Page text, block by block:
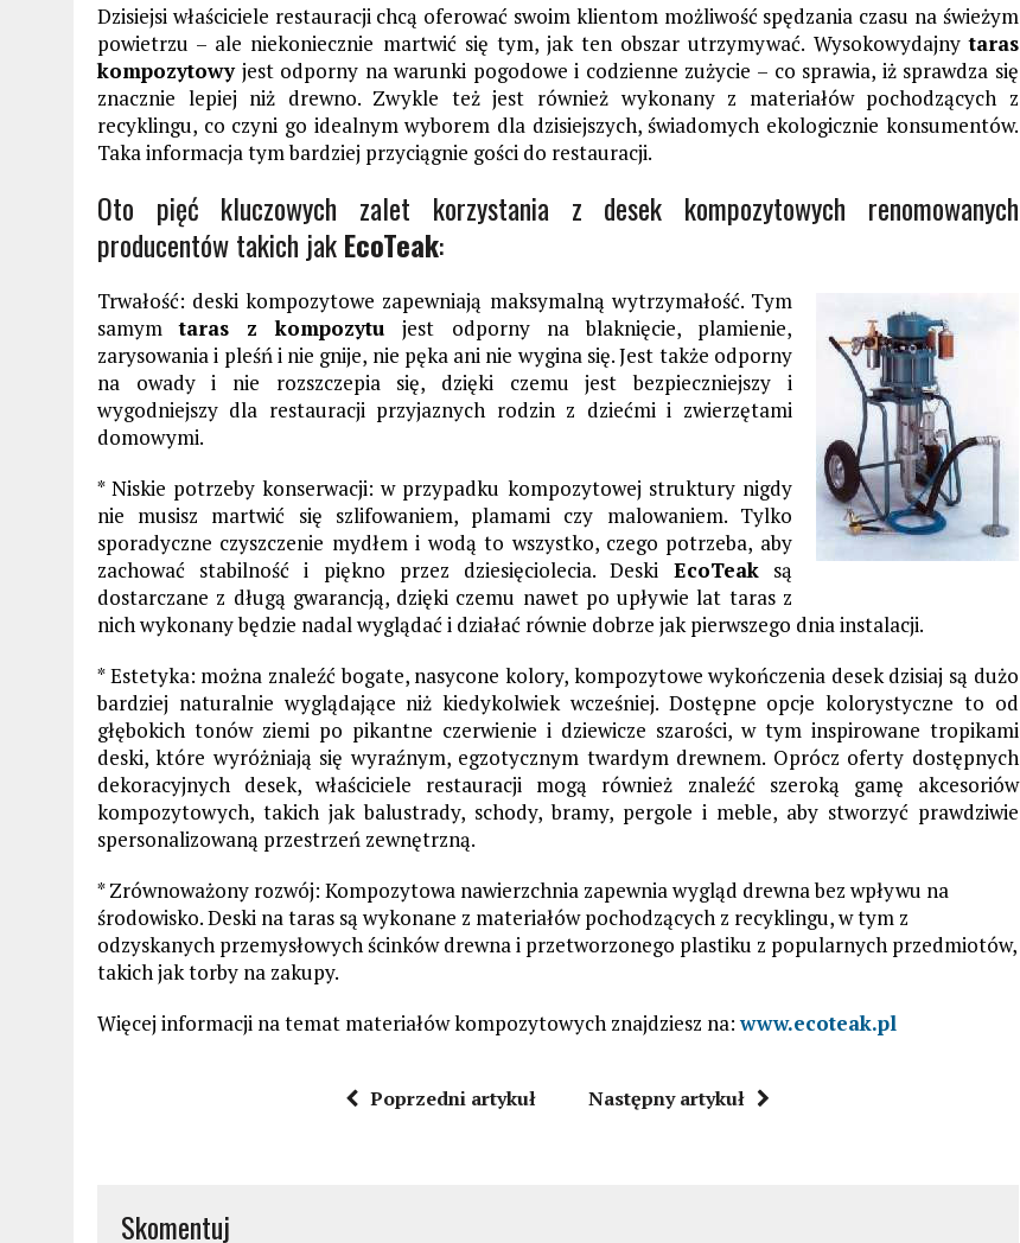
Dzisiejsi właściciele restauracji chcą oferować swoim klientom możliwość spędzania czasu na świeżym
powietrzu – ale niekoniecznie martwić się tym, jak ten obszar utrzymywać. Wysokowydajnytaras
kompozytowyjest odporny na warunki pogodowe i codzienne zużycie – co sprawia, iż sprawdza się
znacznie lepiej niż drewno. Zwykle też jest również wykonany z materiałów pochodzących z
recyklingu, co czyni go idealnym wyborem dla dzisiejszych, świadomych ekologicznie konsumentów.
Taka informacja tym bardziej przyciągnie gości do restauracji.
Oto pięć kluczowych zalet korzystania z desek kompozytowych renomowanych
producentów takich jakEcoTeak:
Trwałość: deski kompozytowe zapewniają maksymalną wytrzymałość. Tym
samymtaras z kompozytujest odporny na blaknięcie, plamienie,
zarysowania i pleśń i nie gnije, nie pęka ani nie wygina się. Jest także odporny
na owady i nie rozszczepia się, dzięki czemu jest bezpieczniejszy i
wygodniejszy dla restauracji przyjaznych rodzin z dziećmi i zwierzętami
domowymi.
* Niskie potrzeby konserwacji: w przypadku kompozytowej struktury nigdy
nie musisz martwić się szlifowaniem, plamami czy malowaniem. Tylko
sporadyczne czyszczenie mydłem i wodą to wszystko, czego potrzeba, aby
zachować stabilność i piękno przez dziesięciolecia. Deski EcoTeaksą
dostarczane z długą gwarancją, dzięki czemu nawet po upływie lat taras z
nich wykonany będzie nadal wyglądać i działać równie dobrze jak pierwszego dnia instalacji.
* Estetyka: można znaleźć bogate, nasycone kolory, kompozytowe wykończenia desek dzisiaj są dużo
bardziej naturalnie wyglądające niż kiedykolwiek wcześniej. Dostępne opcje kolorystyczne to od
głębokich tonów ziemi po pikantne czerwienie i dziewicze szarości, w tym inspirowane tropikami
deski, które wyróżniają się wyraźnym, egzotycznym twardym drewnem. Oprócz oferty dostępnych
dekoracyjnych desek, właściciele restauracji mogą również znaleźć szeroką gamę akcesoriów
kompozytowych, takich jak balustrady, schody, bramy, pergole i meble, aby stworzyć prawdziwie
spersonalizowaną przestrzeń zewnętrzną.
* Zrównoważony rozwój: Kompozytowa nawierzchnia zapewnia wygląd drewna bez wpływu na
środowisko. Deski na taras są wykonane z materiałów pochodzących z recyklingu, w tym z
odzyskanych przemysłowych ścinków drewna i przetworzonego plastiku z popularnych przedmiotów,
takich jak torby na zakupy.
Więcej informacji na temat materiałów kompozytowych znajdziesz na:www.ecoteak.pl
Poprzedni artykuł Następny artykuł
Skomentuj